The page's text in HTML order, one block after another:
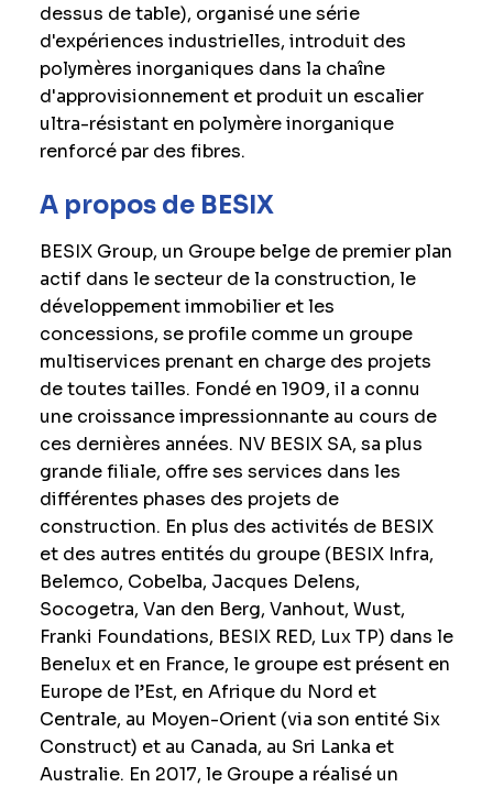
dessus de table), organisé une série
d'expériences industrielles, introduit des
polymères inorganiques dans la chaîne
d'approvisionnement et produit un escalier
ultra-résistant en polymère inorganique
renforcé par des fibres.
A propos de BESIX
BESIX Group, un Groupe belge de premier plan
actif dans le secteur de la construction, le
développement immobilier et les
concessions, se profile comme un groupe
multiservices prenant en charge des projets
de toutes tailles. Fondé en 1909, il a connu
une croissance impressionnante au cours de
ces dernières années. NV BESIX SA, sa plus
grande filiale, offre ses services dans les
différentes phases des projets de
construction. En plus des activités de BESIX
et des autres entités du groupe (BESIX Infra,
Belemco, Cobelba, Jacques Delens,
Socogetra, Van den Berg, Vanhout, Wust,
Franki Foundations, BESIX RED, Lux TP) dans le
Benelux et en France, le groupe est présent en
Europe de l’Est, en Afrique du Nord et
Centrale, au Moyen-Orient (via son entité Six
Construct) et au Canada, au Sri Lanka et
Australie. En 2017, le Groupe a réalisé un